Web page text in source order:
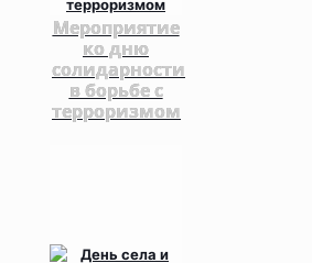
Мероприятие
ко дню
солидарности
в борьбе с
терроризмом